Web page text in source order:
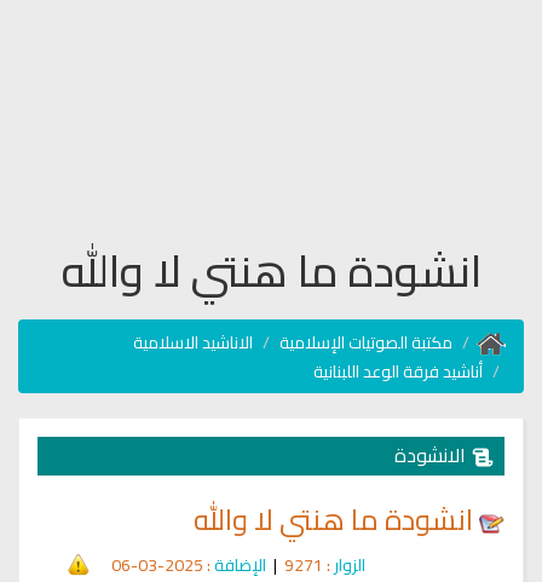
انشودة ما هنتي لا والله
مكتبة الصوتيات الإسلامية
الاناشيد الاسلامية
أناشيد فرقة الوعد اللبنانية
الانشودة
انشودة ما هنتي لا والله
الزوار: 9271
| الإضافة: 2025-03-06